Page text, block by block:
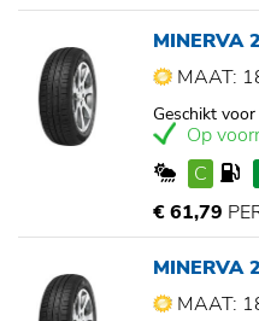
MINERVA
MAAT:
Geschikt
Op
C
€ 61,79
MINERVA
MAAT: